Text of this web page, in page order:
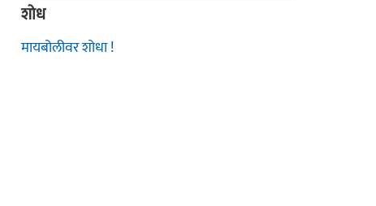
शोध
मायबोलीवर शोधा !